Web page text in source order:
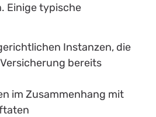
Einige typische
Instanzen, die
bereits
im Zusammenhang mit